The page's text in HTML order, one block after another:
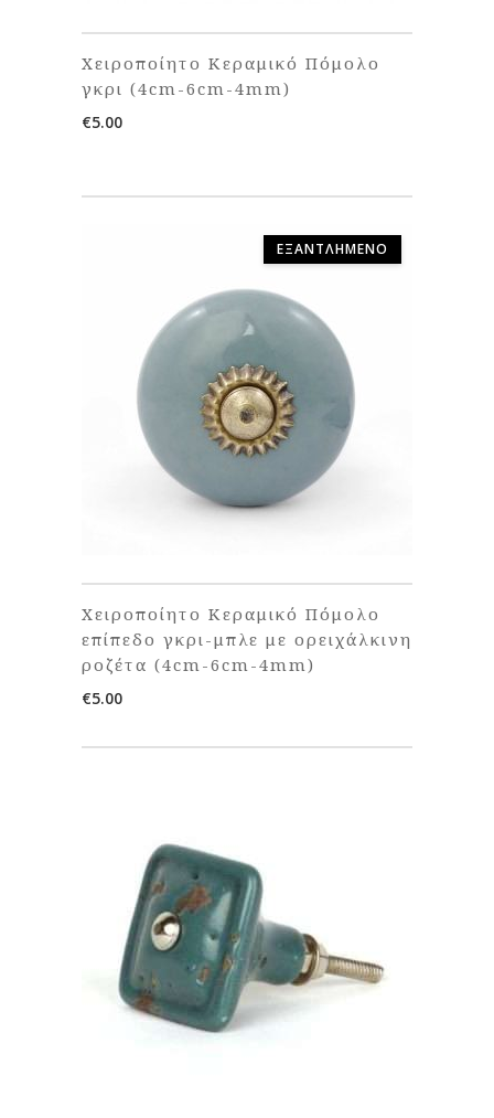
Χειροποίητο Κεραμικό Πόμολο
γκρι (4cm-6cm-4mm)
€5.00
ΕΞΑΝΤΛΗΜΈΝΟ
Χειροποίητο Κεραμικό Πόμολο
επίπεδο γκρι-μπλε με ορειχάλκινη
ροζέτα (4cm-6cm-4mm)
€5.00